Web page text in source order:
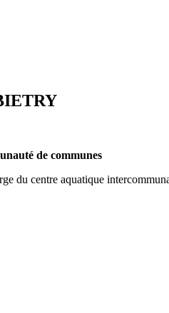
de communes
du centre aquatique